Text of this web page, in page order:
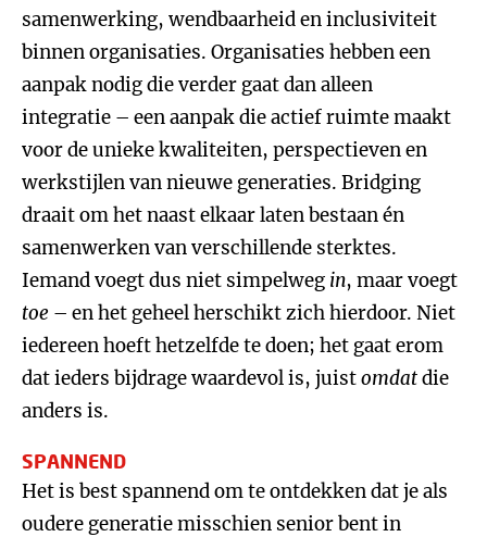
samenwerking, wendbaarheid en inclusiviteit
binnen organisaties. Organisaties hebben een
aanpak nodig die verder gaat dan alleen
integratie – een aanpak die actief ruimte maakt
voor de unieke kwaliteiten, perspectieven en
werkstijlen van nieuwe generaties. Bridging
draait om het naast elkaar laten bestaan én
samenwerken van verschillende sterktes.
Iemand voegt dus niet simpelweg in, maar voegt
toe – en het geheel herschikt zich hierdoor. Niet
iedereen hoeft hetzelfde te doen; het gaat erom
dat ieders bijdrage waardevol is, juistomdatdie
anders is.
SPANNEND
Het is best spannend om te ontdekken dat je als
oudere generatie misschien senior bent in